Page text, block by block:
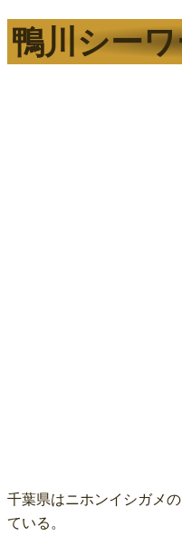
鴨川シー
千葉県はニホンイシガメ
ている。